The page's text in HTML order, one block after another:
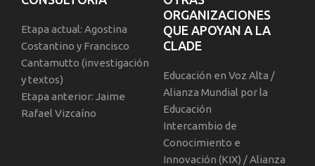
Etapa actual: Agostina
Costantino y Francisco
Cantamutto (investigación
y textos)
Etapa anterior: Jaime
Rafael Vizcaíno
ORGANIZACIONES
QUE APOYAN A LA
CLADE
Educación en Voz Alta /
Alianza Mundial por la
Educación
Intercambio de
Conocimiento e
Innovación (KIX) / Alianza